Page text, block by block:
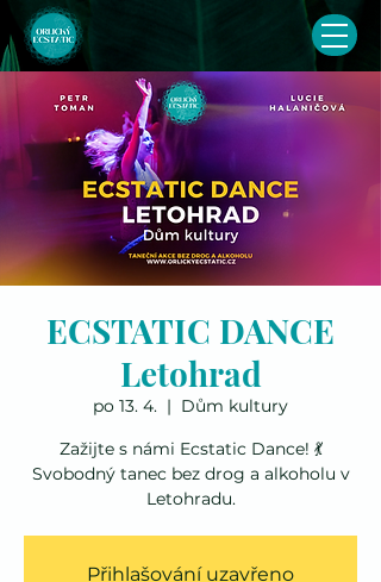
ECSTATIC DANCE
Letohrad
po 13. 4.
  |
Dům kultury
Zažijte s námi Ecstatic Dance! 💃
Svobodný tanec bez drog a alkoholu v
Letohradu.
Přihlašování uzavřeno